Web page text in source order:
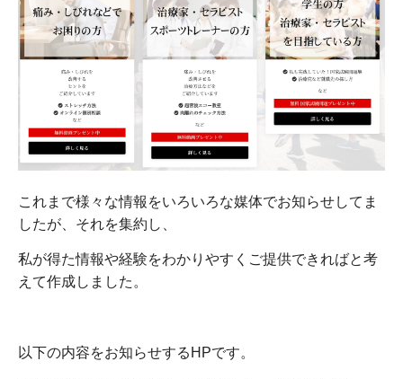
これまで様々な情報をいろいろな媒体でお知らせしてま
したが、それを集約し、
私が得た情報や経験をわかりやすくご提供できればと考
えて作成しました。
以下の内容をお知らせするHPです。